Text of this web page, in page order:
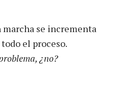
se incrementa
el proceso.
¿no?